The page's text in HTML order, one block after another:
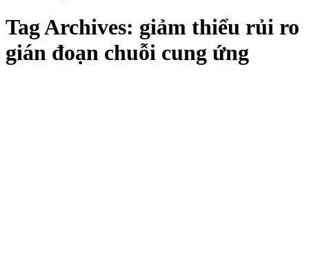
Tag Archives: giảm thiểu rủi ro
gián đoạn chuỗi cung ứng